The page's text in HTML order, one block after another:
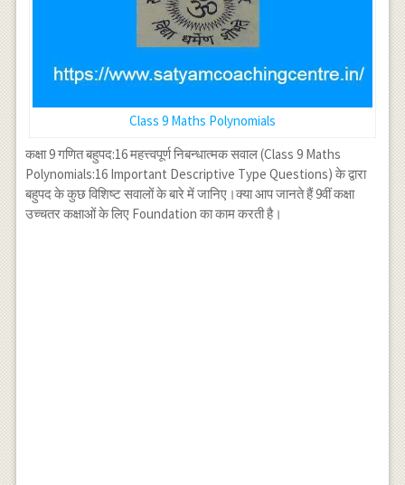
Class 9 Maths Polynomials
कक्षा 9 गणित बहुपद:16 महत्त्वपूर्ण निबन्धात्मक सवाल (Class 9 Maths
Polynomials:16 Important Descriptive Type Questions) के द्वारा
बहुपद के कुछ विशिष्ट सवालों के बारे में जानिए।क्या आप जानते हैं 9वीं कक्षा
उच्चतर कक्षाओं के लिए Foundation का काम करती है।